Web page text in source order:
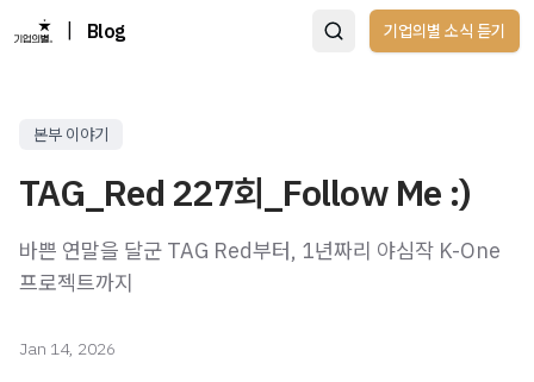
Blog 기업의별 소식 듣기
본부 이야기
TAG_Red 227회_Follow Me :)
바쁜 연말을 달군 TAG Red부터, 1년짜리 야심작 K-One
프로젝트까지
Jan 14, 2026